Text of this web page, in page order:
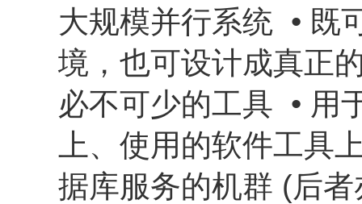
大规模并行系统 • 既
境，也可设计成真正
必不可少的工具 • 用
上、使用的软件工具
据库服务的机群 (后